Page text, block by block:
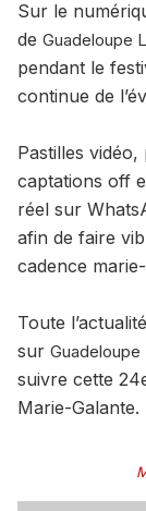
Sur le
de Guadeloupe
pendant le
continue de
Pastilles
captations off
réel sur
afin de faire
cadence
Toute
sur Guadeloupe
suivre cette
Marie-Galante.